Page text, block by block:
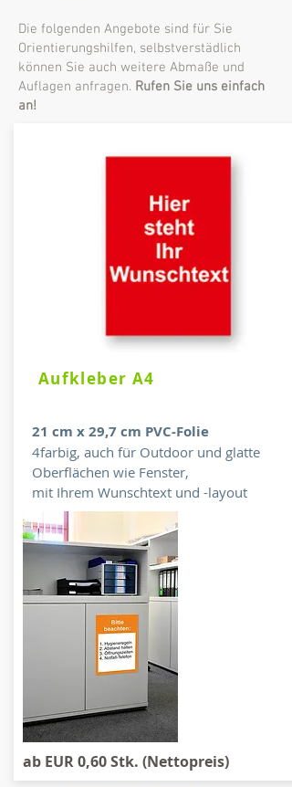
Die folgenden Angebote sind für Sie
Orientierungshilfen, selbstverstädlich
können Sie auch weitere Abmaße und
Auflagen anfragen. Rufen Sie uns einfach
an!
Aufkleber A4
21 cm x 29,7 cm PVC-Folie
4farbig, auch für Outdoor und glatte
Oberflächen wie Fenster,
mit Ihrem Wunschtext und -layout
ab EUR 0,60 Stk. (Nettopreis)